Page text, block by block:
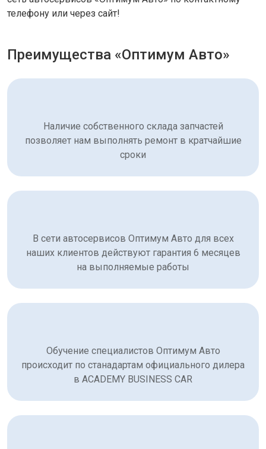
телефону или через сайт!
Преимущества «Оптимум Авто»
Наличие собственного склада запчастей
позволяет нам выполнять ремонт в кратчайшие
сроки
В сети автосервисов Оптимум Авто для всех
наших клиентов действуют гарантия 6 месяцев
на выполняемые работы
Обучение специалистов Оптимум Авто
происходит по станадартам официального дилера
в ACADEMY BUSINESS CAR